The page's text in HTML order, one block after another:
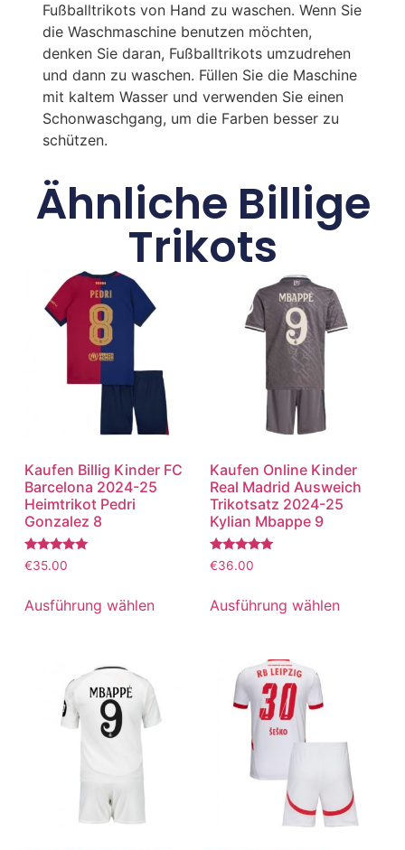
Fußballtrikots von Hand zu waschen. Wenn Sie
die Waschmaschine benutzen möchten,
denken Sie daran, Fußballtrikots umzudrehen
und dann zu waschen. Füllen Sie die Maschine
mit kaltem Wasser und verwenden Sie einen
Schonwaschgang, um die Farben besser zu
schützen.
Ähnliche Billige
Trikots
Kaufen Billig Kinder FC
Barcelona 2024-25
Heimtrikot Pedri
Gonzalez 8
Bewertet
mit
von 5
€35.00
Ausführung wählen
Kaufen Online Kinder
Real Madrid Ausweich
Trikotsatz 2024-25
Kylian Mbappe 9
Bewertet
mit
von 5
€36.00
Ausführung wählen